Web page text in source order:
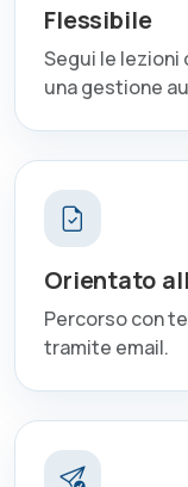
Flessibile
Segui le lezioni
una gestione
Orientato
Percorso con
tramite email.